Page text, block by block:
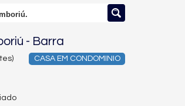
- Barra
CASA EM CONDOMINIO